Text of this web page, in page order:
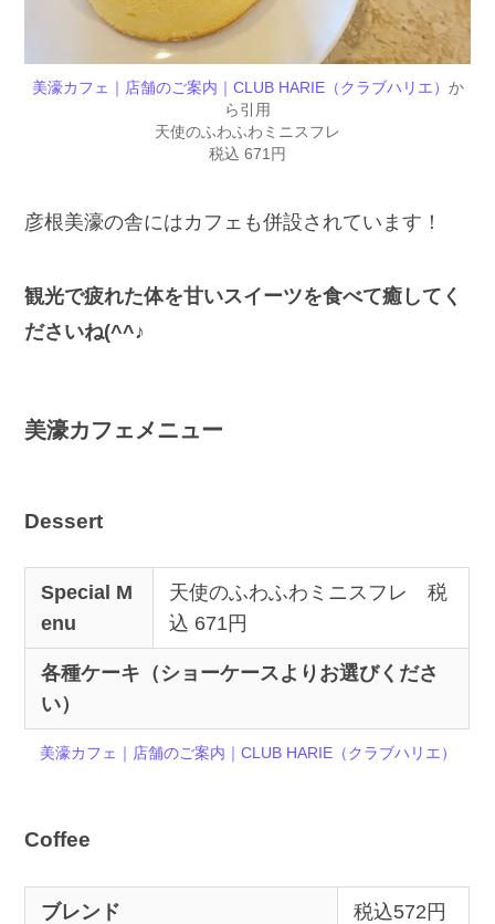
美濠カフェ｜店舗のご案内｜CLUB HARIE（クラブハリエ） か
ら引用
天使のふわふわミニスフレ
税込 671円
彦根美濠の舎にはカフェも併設されています！
観光で疲れた体を甘いスイーツを食べて癒してく
ださいね(^^♪
美濠カフェメニュー
Dessert
Special M
enu
天使のふわふわミニスフレ 税
込 671円
各種ケーキ（ショーケースよりお選びくださ
い）
美濠カフェ｜店舗のご案内｜CLUB HARIE（クラブハリエ）
Coffee
ブレンド 税込572円